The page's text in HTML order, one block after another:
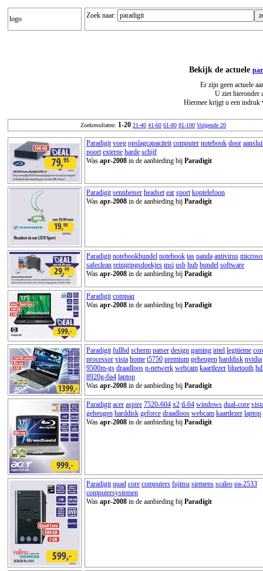
logo Zoek naar:
Bekijk de actuele
Er zijn geen actuele
U ziet hieronder
Hiermee krijgt u een indruk
Zoekresultaten: 1-20 21-40 41-60 61-80 81-100 Volgende 20
Paradigit voeg opslagcapaciteit computer notebook door
poort externe harde schijf
Was apr-2008 in de aanbieding bij Paradigit
Paradigit sennheiser headset ear sport koptelefoon
Was apr-2008 in de aanbieding bij Paradigit
Paradigit notebookbundel notebook tas panda antivirus
safeclean reinigingsdoekjes msi usb hub bundel software
Was apr-2008 in de aanbieding bij Paradigit
Paradigit compaq
Was apr-2008 in de aanbieding bij Paradigit
Paradigit fullhd scherm patser design gaming intel legitieme
processor vista home t5750 premium geheugen harddisk nvidia
9500m-gs draadloos n-netwerk webcam kaartlezer bluetooth
8920g-6a4 laptop
Was apr-2008 in de aanbieding bij Paradigit
Paradigit acer aspire 7520-604 x2 tl-64 windows dual-core
geheugen harddisk geforce draadloos webcam kaartlezer laptop
Was apr-2008 in de aanbieding bij Paradigit
Paradigit quad core computers fujitsu siemens scaleo pa-2533
computersystemen
Was apr-2008 in de aanbieding bij Paradigit